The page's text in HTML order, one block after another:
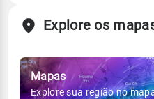
Explore os
Mapas
Explore sua região no